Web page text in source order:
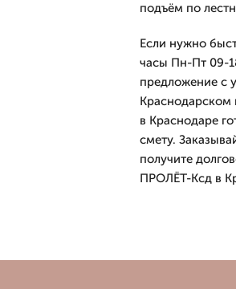
подъём по
Если нужно
часы Пн-Пт 09-
предложение с
Краснодарском
в Краснодаре
смету.
получите
ПРОЛЁТ-Ксд в